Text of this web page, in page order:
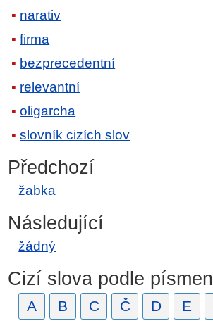
narativ
firma
bezprecedentní
relevantní
oligarcha
slovník cizích slov
Předchozí
žabka
Následující
žádný
Cizí slova podle písmen
A B C Č D E